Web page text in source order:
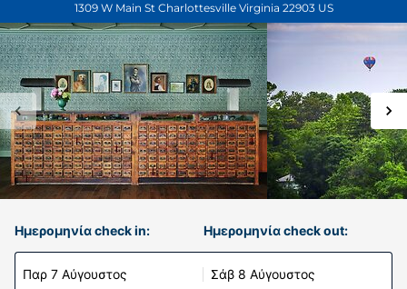
1309 W Main St Charlottesville Virginia 22903 US
Ημερομηνία check in:
Παρ 7 Αύγουστος
Ημερομηνία check out:
Σάβ 8 Αύγουστος